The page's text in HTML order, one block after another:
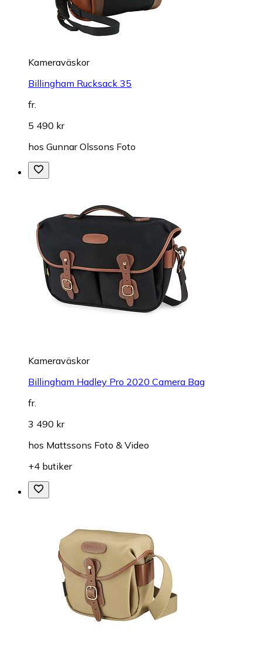
Kameraväskor
Billingham Rucksack 35
fr.
5 490 kr
hos Gunnar Olssons Foto
Kameraväskor
Billingham Hadley Pro 2020 Camera Bag
fr.
3 490 kr
hos Mattssons Foto & Video
+4 butiker